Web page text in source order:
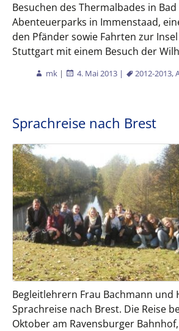
Besuchen des Thermalbades in Bad
Abenteuerparks in Immenstaad,
den Pfänder sowie Fahrten zur
Stuttgart mit einem Besuch der
mk | 4. Mai 2013 | 2012-2013,
Sprachreise nach Brest
Begleitlehrern Frau Bachmann und
Sprachreise nach Brest. Die Reise
Oktober am Ravensburger